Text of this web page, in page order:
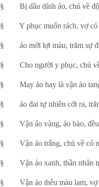
§ Bị dầu dính áo, chủ về
§ Y phục muốn rách, vợ có
§ áo mới lợi màu, trăm sự
§ Cho người y phục, chủ về
§ May áo hay là vận áo
§ áo đai tự nhiên cởi ra,
§ Vận áo vàng, áo bào, đều
§ Vận áo trắng, chủ về có
§ Vận áo xanh, thần nhân
§ Vận áo thêu màu lam, vợ